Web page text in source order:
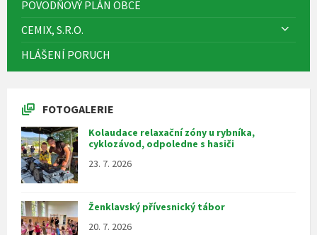
POVODŇOVÝ PLÁN OBCE
CEMIX, S.R.O.
HLÁŠENÍ PORUCH
FOTOGALERIE
Kolaudace relaxační zóny u rybníka,
cyklozávod, odpoledne s hasiči
23. 7. 2026
Ženklavský přívesnický tábor
20. 7. 2026